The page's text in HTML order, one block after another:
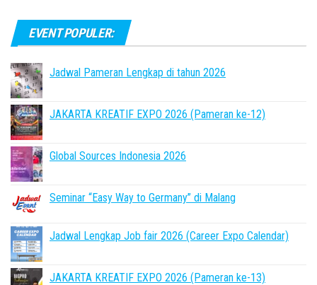
EVENT POPULER:
Jadwal Pameran Lengkap di tahun 2026
JAKARTA KREATIF EXPO 2026 (Pameran ke-12)
Global Sources Indonesia 2026
Seminar “Easy Way to Germany” di Malang
Jadwal Lengkap Job fair 2026 (Career Expo Calendar)
JAKARTA KREATIF EXPO 2026 (Pameran ke-13)